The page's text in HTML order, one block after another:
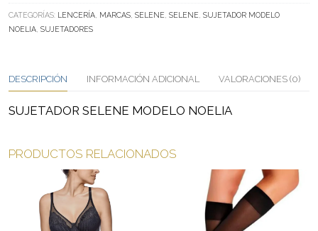
CANTIDAD
CATEGORÍAS: LENCERÍA MARCAS SELENE SELENE SUJETADOR MODELO
NOELIA SUJETADORES
DESCRIPCIÓN INFORMACIÓN ADICIONAL VALORACIONES (0)
SUJETADOR SELENE MODELO NOELIA
PRODUCTOS RELACIONADOS